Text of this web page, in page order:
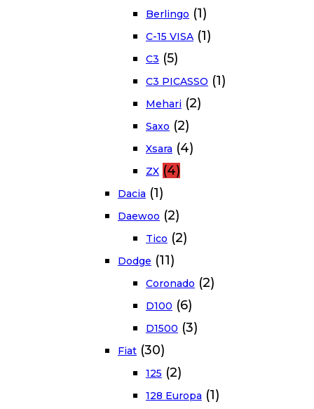
Berlingo (1)
C-15 VISA (1)
C3 (5)
C3 PICASSO (1)
Mehari (2)
Saxo (2)
Xsara (4)
ZX (4)
Dacia (1)
Daewoo (2)
Tico (2)
Dodge (11)
Coronado (2)
D100 (6)
D1500 (3)
Fiat (30)
125 (2)
128 Europa (1)